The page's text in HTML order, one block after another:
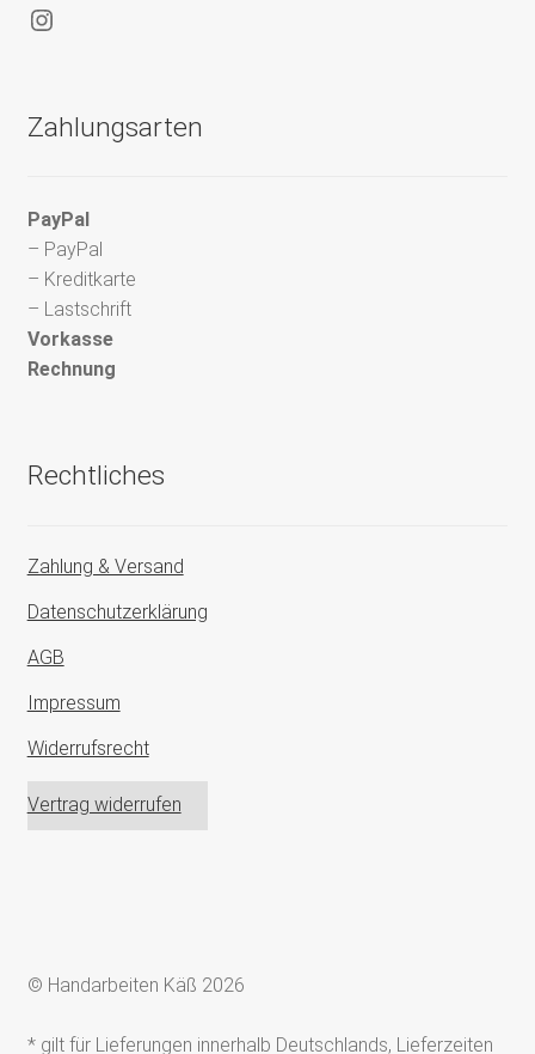
Instagram
Zahlungsarten
PayPal
– PayPal
– Kreditkarte
– Lastschrift
Vorkasse
Rechnung
Rechtliches
Zahlung & Versand
Datenschutzerklärung
AGB
Impressum
Widerrufsrecht
Vertrag widerrufen
© Handarbeiten Käß 2026
* gilt für Lieferungen innerhalb Deutschlands, Lieferzeiten